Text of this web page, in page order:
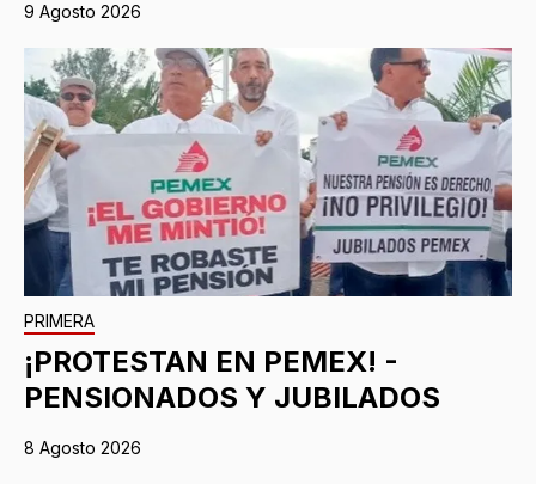
9 Agosto 2026
PRIMERA
¡PROTESTAN EN PEMEX! -
PENSIONADOS Y JUBILADOS
8 Agosto 2026